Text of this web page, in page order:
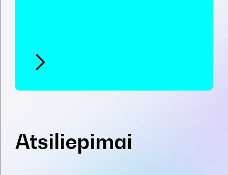
Atsiliepimai